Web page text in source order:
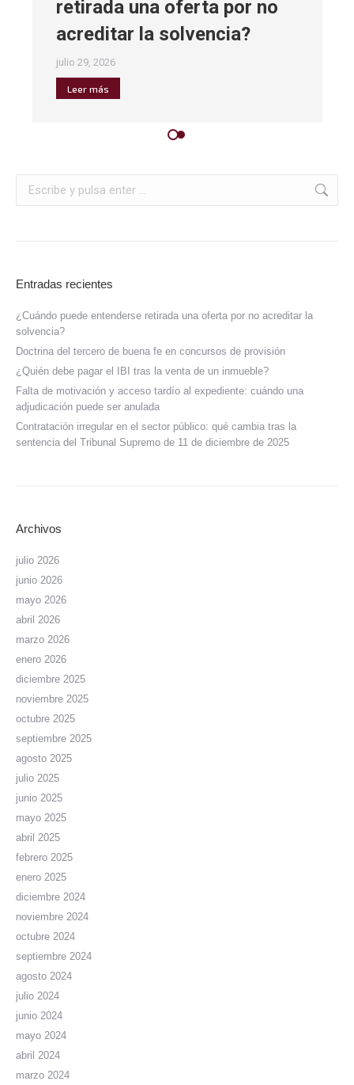
retirada una oferta por no
acreditar la solvencia?
julio 29, 2026
Leer más
Entradas recientes
¿Cuándo puede entenderse retirada una oferta por no acreditar la
solvencia?
Doctrina del tercero de buena fe en concursos de provisión
¿Quién debe pagar el IBI tras la venta de un inmueble?
Falta de motivación y acceso tardío al expediente: cuándo una
adjudicación puede ser anulada
Contratación irregular en el sector público: qué cambia tras la
sentencia del Tribunal Supremo de 11 de diciembre de 2025
Archivos
julio 2026
junio 2026
mayo 2026
abril 2026
marzo 2026
enero 2026
diciembre 2025
noviembre 2025
octubre 2025
septiembre 2025
agosto 2025
julio 2025
junio 2025
mayo 2025
abril 2025
febrero 2025
enero 2025
diciembre 2024
noviembre 2024
octubre 2024
septiembre 2024
agosto 2024
julio 2024
junio 2024
mayo 2024
abril 2024
marzo 2024